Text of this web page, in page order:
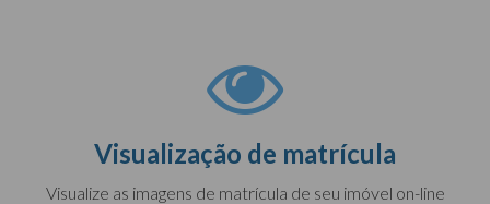
Visualização de matrícula
Visualize as imagens de matrícula de seu imóvel on-line